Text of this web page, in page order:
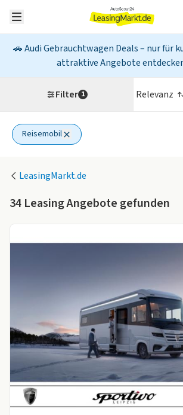
🚗 Audi Gebrauchtwagen Deals – nur für
attraktive Angebote
LeasingMarkt.de
34 Leasing Angebote gefunden
Filter 1
Reisemobil
1 aktiver Filter